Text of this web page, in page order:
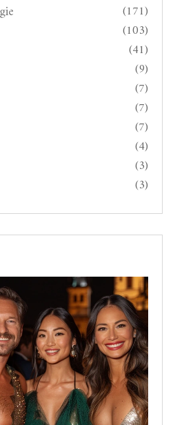
(171)
(103)
(41)
(9)
(7)
(7)
(7)
(4)
(3)
(3)